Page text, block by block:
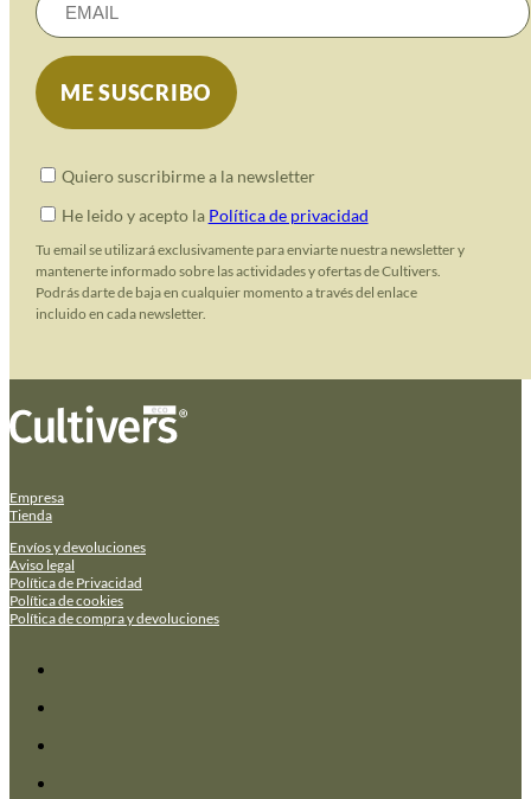
Quiero suscribirme a la newsletter
He leido y acepto la Política de privacidad
Tu email se utilizará exclusivamente para enviarte nuestra newsletter y
mantenerte informado sobre las actividades y ofertas de Cultivers.
Podrás darte de baja en cualquier momento a través del enlace
incluido en cada newsletter.
Empresa
Tienda
Envíos y devoluciones
Aviso legal
Política de Privacidad
Política de cookies
Política de compra y devoluciones